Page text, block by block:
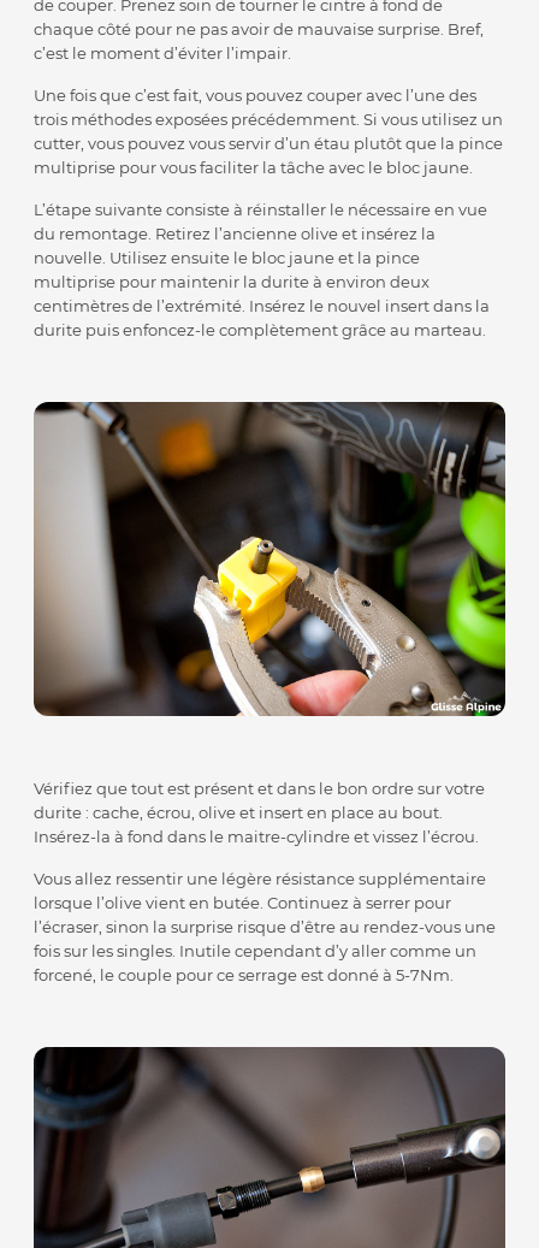
de couper. Prenez soin de tourner le cintre à fond de
chaque côté pour ne pas avoir de mauvaise surprise. Bref,
c’est le moment d’éviter l’impair.
Une fois que c’est fait, vous pouvez couper avec l’une des
trois méthodes exposées précédemment. Si vous utilisez un
cutter, vous pouvez vous servir d’un étau plutôt que la pince
multiprise pour vous faciliter la tâche avec le bloc jaune.
L’étape suivante consiste à réinstaller le nécessaire en vue
du remontage. Retirez l’ancienne olive et insérez la
nouvelle. Utilisez ensuite le bloc jaune et la pince
multiprise pour maintenir la durite à environ deux
centimètres de l’extrémité. Insérez le nouvel insert dans la
durite puis enfoncez-le complètement grâce au marteau.
Vérifiez que tout est présent et dans le bon ordre sur votre
durite : cache, écrou, olive et insert en place au bout.
Insérez-la à fond dans le maitre-cylindre et vissez l’écrou.
Vous allez ressentir une légère résistance supplémentaire
lorsque l’olive vient en butée. Continuez à serrer pour
l’écraser, sinon la surprise risque d’être au rendez-vous une
fois sur les singles. Inutile cependant d’y aller comme un
forcené, le couple pour ce serrage est donné à 5-7Nm.